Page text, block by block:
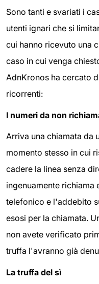
Sono tanti e svariati i
utenti ignari che si
cui hanno ricevuto una
caso in cui venga
AdnKronos ha cercato
ricorrenti:
I numeri da non
Arriva una chiamata da
momento stesso in cui
cadere la linea senza
ingenuamente
telefonico e l'addebito
esosi per la chiamata.
non avete verificato
truffa l'avranno già
La truffa del sì